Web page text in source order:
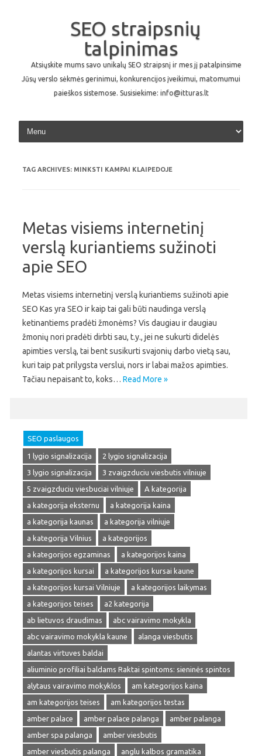
SEO straipsnių
talpinimas
Atsiųskite mums savo unikalų SEO straipsnį ir mes jį patalpinsime
Jūsų verslo sėkmės gerinimui, konkurencijos įveikimui, matomumui
paieškos sistemose. Susisiekime: info@itturas.lt
Skip to content
TAG ARCHIVES: MINKSTI KAMPAI KLAIPEDOJE
Metas visiems internetinį
verslą kuriantiems sužinoti
apie SEO
Metas visiems internetinį verslą kuriantiems sužinoti apie
SEO Kas yra SEO ir kaip tai gali būti naudinga verslą
ketinantiems pradėti žmonėms? Vis daugiau ir daugiau
žmonių nori pradėti dirbti sau, t.y., jei ne sukurti didelės
apimties verslą, tai bent susikurti svajonių darbo vietą sau,
kuri taip pat prilygsta verslui, nors ir labai mažos apimties.
Tačiau nepaisant to, koks… Read More »
SEO paslaugos
1 lygio signalizacija
2 lygio signalizacija
3 lygio signalizacija
3 zvaigzduciu viesbutis vilniuje
5 zvaigzduciu viesbuciai vilniuje
A kategorija
a kategorija eksternu
a kategorija kaina
a kategorija kaunas
a kategorija vilniuje
a kategorija Vilnius
a kategorijos
a kategorijos egzaminas
a kategorijos kaina
a kategorijos kursai
a kategorijos kursai kaune
a kategorijos kursai Vilniuje
a kategorijos laikymas
a kategorijos teises
a2 kategorija
ab lietuvos draudimas
abc vairavimo mokykla
abc vairavimo mokykla kaune
alanga viesbutis
alantas virtuves baldai
aliuminio profiliai baldams Raktai spintoms: sieninės spintos
alytaus vairavimo mokyklos
am kategorijos kaina
am kategorijos teises
am kategorijos testas
amber palace
amber palace palanga
amber palanga
amber spa palanga
amber viesbutis
amber viesbutis palanga
anglu kalbos gramatika